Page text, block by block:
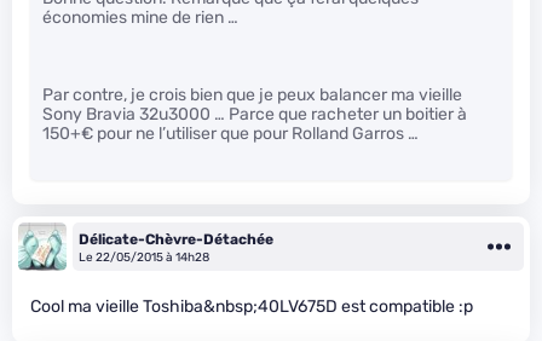
économies mine de rien …
Par contre, je crois bien que je peux balancer ma vieille
Sony Bravia 32u3000 … Parce que racheter un boitier à
150+€ pour ne l’utiliser que pour Rolland Garros …
Délicate-Chèvre-Détachée
Le 22/05/2015 à 14h28
Cool ma vieille Toshiba&nbsp;40LV675D est compatible :p